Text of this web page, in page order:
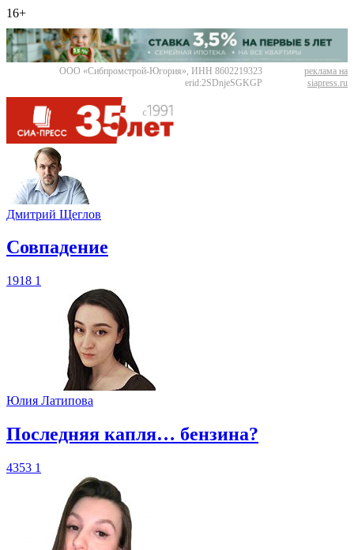
16+
ООО «Сибпромстрой-Югория», ИНН 8602219323
erid:2SDnjeSGKGP
реклама на
siapress.ru
Дмитрий Щеглов
​Совпадение
1918 1
Юлия Латипова
​Последняя капля… бензина?
4353 1